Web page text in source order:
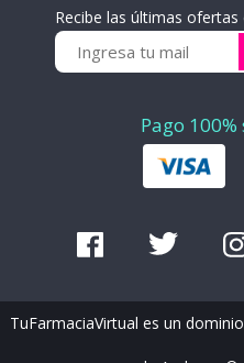
Recibe las últimas ofertas
Pago
TuFarmaciaVirtual es un